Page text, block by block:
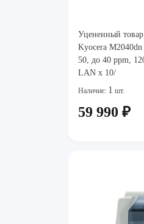
Уцененный
Kyocera
50, до 40 ppm,
LAN x 10/
Наличие: 1 шт.
59 990 ₽